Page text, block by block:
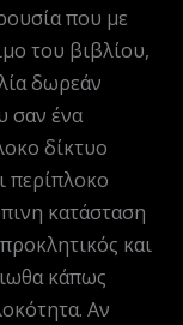
που με
του βιβλίου,
δωρεάν
σαν ένα
δίκτυο
περίπλοκο
κατάσταση
και
κάπως
Αν